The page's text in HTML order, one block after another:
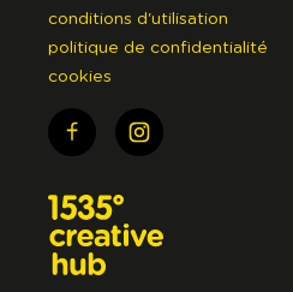
conditions d'utilisation
politique de confidentialité
cookies